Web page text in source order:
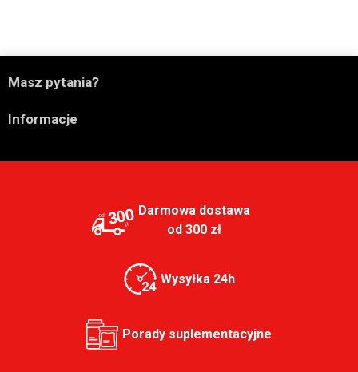
Masz pytania?
Informacje
300 Darmowa dostawa
od 300 zł
Wysyłka 24h
Porady suplementacyjne